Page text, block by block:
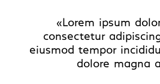
«Lorem ipsum
consectetur
eiusmod tempor
dolore magna